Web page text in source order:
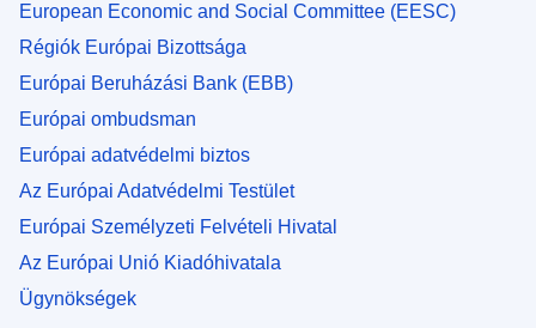
European Economic and Social Committee (EESC)
Régiók Európai Bizottsága
Európai Beruházási Bank (EBB)
Európai ombudsman
Európai adatvédelmi biztos
Az Európai Adatvédelmi Testület
Európai Személyzeti Felvételi Hivatal
Az Európai Unió Kiadóhivatala
Ügynökségek